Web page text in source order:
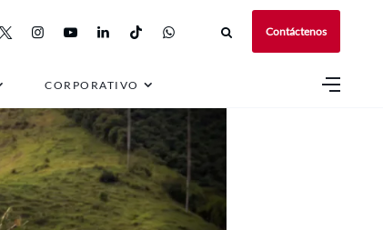
Contáctenos
CORPORATIVO